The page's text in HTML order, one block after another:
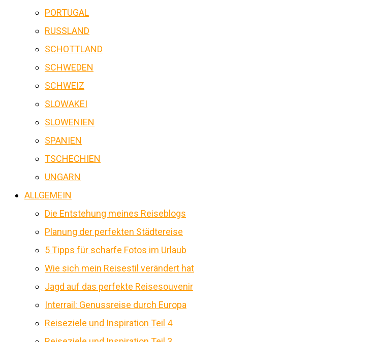
PORTUGAL
RUSSLAND
SCHOTTLAND
SCHWEDEN
SCHWEIZ
SLOWAKEI
SLOWENIEN
SPANIEN
TSCHECHIEN
UNGARN
ALLGEMEIN
Die Entstehung meines Reiseblogs
Planung der perfekten Städtereise
5 Tipps für scharfe Fotos im Urlaub
Wie sich mein Reisestil verändert hat
Jagd auf das perfekte Reisesouvenir
Interrail: Genussreise durch Europa
Reiseziele und Inspiration Teil 4